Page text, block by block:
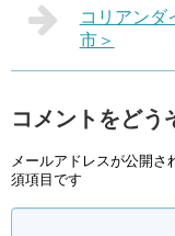
コリアンダ
市＞
コメントをどう
メールアドレスが公開さ
須項目です